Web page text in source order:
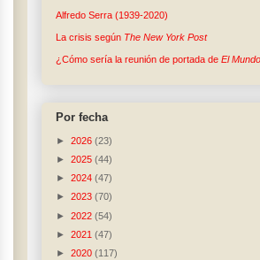
Alfredo Serra (1939-2020)
La crisis según The New York Post
¿Cómo sería la reunión de portada de El Mundo
Por fecha
► 2026 (23)
► 2025 (44)
► 2024 (47)
► 2023 (70)
► 2022 (54)
► 2021 (47)
► 2020 (117)